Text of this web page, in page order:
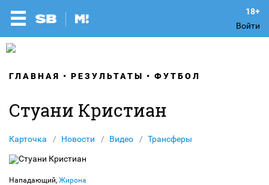
Войти
ГЛАВНАЯ РЕЗУЛЬТАТЫ ФУТБОЛ
Стуани Кристиан
Карточка Новости Видео Трансферы
Нападающий, Жирона